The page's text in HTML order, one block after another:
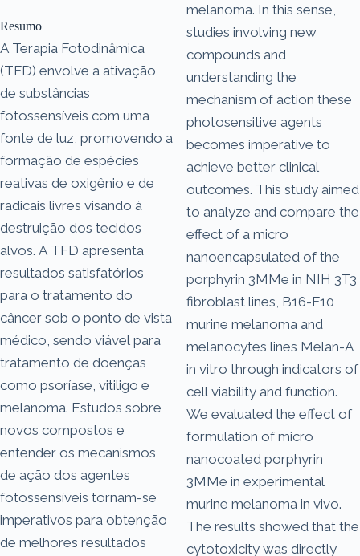
Resumo
A Terapia Fotodinâmica
(TFD) envolve a ativação
de substâncias
fotossensíveis com uma
fonte de luz, promovendo a
formação de espécies
reativas de oxigênio e de
radicais livres visando à
destruição dos tecidos
alvos. A TFD apresenta
resultados satisfatórios
para o tratamento do
câncer sob o ponto de vista
médico, sendo viável para
tratamento de doenças
como psoríase, vitiligo e
melanoma. Estudos sobre
novos compostos e
entender os mecanismos
de ação dos agentes
fotossensíveis tornam-se
imperativos para obtenção
de melhores resultados
melanoma. In this sense,
studies involving new
compounds and
understanding the
mechanism of action these
photosensitive agents
becomes imperative to
achieve better clinical
outcomes. This study aimed
to analyze and compare the
effect of a micro
nanoencapsulated of the
porphyrin 3MMe in NIH 3T3
fibroblast lines, B16-F10
murine melanoma and
melanocytes lines Melan-A
in vitro through indicators of
cell viability and function.
We evaluated the effect of
formulation of micro
nanocoated porphyrin
3MMe in experimental
murine melanoma in vivo.
The results showed that the
cytotoxicity was directly